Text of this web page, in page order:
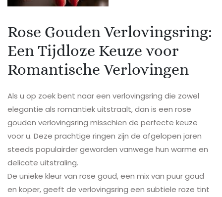
Rose Gouden Verlovingsring:
Een Tijdloze Keuze voor
Romantische Verlovingen
Als u op zoek bent naar een verlovingsring die zowel
elegantie als romantiek uitstraalt, dan is een rose
gouden verlovingsring misschien de perfecte keuze
voor u. Deze prachtige ringen zijn de afgelopen jaren
steeds populairder geworden vanwege hun warme en
delicate uitstraling.
De unieke kleur van rose goud, een mix van puur goud
en koper, geeft de verlovingsring een subtiele roze tint